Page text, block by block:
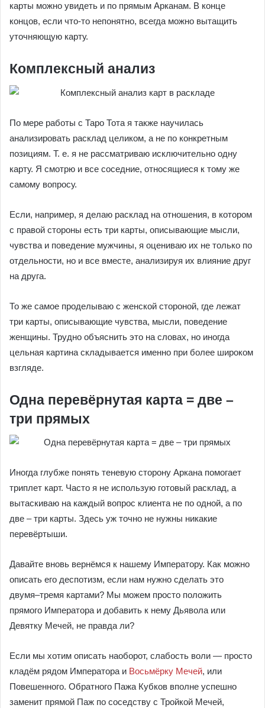
карты можно увидеть и по прямым Арканам. В конце
концов, если что-то непонятно, всегда можно вытащить
уточняющую карту.
Комплексный анализ
По мере работы с Таро Тота я также научилась
анализировать расклад целиком, а не по конкретным
позициям. Т. е. я не рассматриваю исключительно одну
карту. Я смотрю и все соседние, относящиеся к тому же
самому вопросу.
Если, например, я делаю расклад на отношения, в котором
с правой стороны есть три карты, описывающие мысли,
чувства и поведение мужчины, я оцениваю их не только по
отдельности, но и все вместе, анализируя их влияние друг
на друга.
То же самое проделываю с женской стороной, где лежат
три карты, описывающие чувства, мысли, поведение
женщины. Трудно объяснить это на словах, но иногда
цельная картина складывается именно при более широком
взгляде.
Одна перевёрнутая карта = две –
три прямых
Иногда глубже понять теневую сторону Аркана помогает
триплет карт. Часто я не использую готовый расклад, а
вытаскиваю на каждый вопрос клиента не по одной, а по
две – три карты. Здесь уж точно не нужны никакие
перевёртыши.
Давайте вновь вернёмся к нашему Императору. Как можно
описать его деспотизм, если нам нужно сделать это
двумя–тремя картами? Мы можем просто положить
прямого Императора и добавить к нему Дьявола или
Девятку Мечей, не правда ли?
Если мы хотим описать наоборот, слабость воли — просто
кладём рядом Императора и Восьмёрку Мечей, или
Повешенного. Обратного Пажа Кубков вполне успешно
заменит прямой Паж по соседству с Тройкой Мечей,